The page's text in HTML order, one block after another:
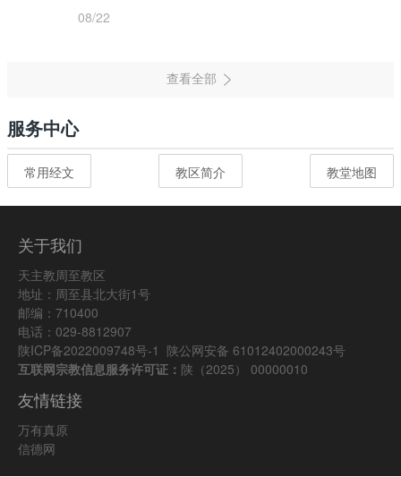
08/22
服务中心
常用经文 教区简介 教堂地图
关于我们
天主教周至教区
地址：周至县北大街1号
邮编：710400
电话：029-8812907
陕ICP备2022009748号-1 陕公网安备 61012402000243号
互联网宗教信息服务许可证： 陕（2025） 00000010
友情链接
万有真原
信德网